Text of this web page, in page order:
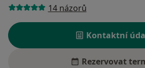
14 názorů
Kontaktní
Rezervovat